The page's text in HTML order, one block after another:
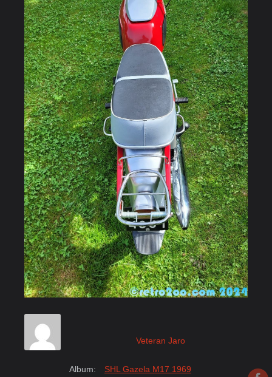
Veteran Jaro
Album:
SHL Gazela M17 1969